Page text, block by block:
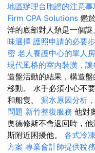
地區辦理台胞證的注意事
Firm CPA Solutions 鑑
洋的底部對人類是一個謎
味選擇 護照申請的必要
密 老人養護中心的單人
現代風格的室內裝潢，
造盤活動的結果，構造
移動。 水手必須小心不
和船隻。 漏水原因分析
問題 新竹整復服務 他對
奧德修斯不會返回時，
斯附近困擾他。 各式冷
方案 專業會計師提供稅